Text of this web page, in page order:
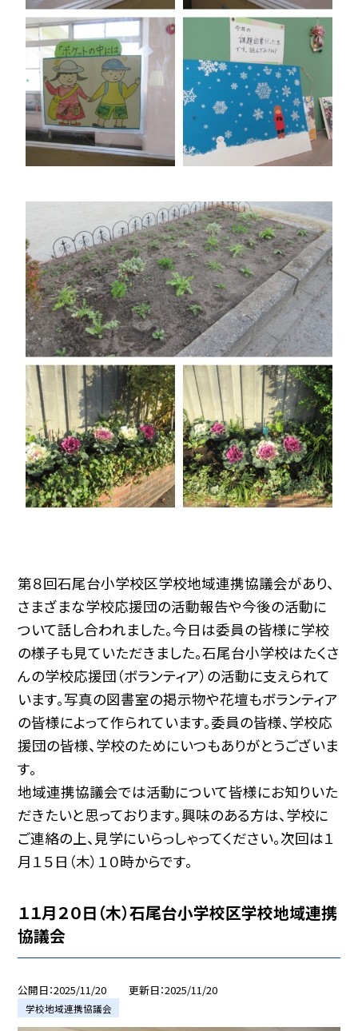
第８回石尾台小学校区学校地域連携協議会があり、
さまざまな学校応援団の活動報告や今後の活動に
ついて話し合われました。今日は委員の皆様に学校
の様子も見ていただきました。石尾台小学校はたくさ
んの学校応援団（ボランティア）の活動に支えられて
います。写真の図書室の掲示物や花壇もボランティア
の皆様によって作られています。委員の皆様、学校応
援団の皆様、学校のためにいつもありがとうございま
す。
地域連携協議会では活動について皆様にお知りいた
だきたいと思っております。興味のある方は、学校に
ご連絡の上、見学にいらっしゃってください。次回は１
月１５日（木）１０時からです。
１１月２０日（木）石尾台小学校区学校地域連携
協議会
公開日 2025/11/20 更新日 2025/11/20
学校地域連携協議会